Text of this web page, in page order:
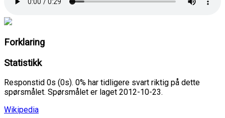
Forklaring
Statistikk
Responstid 0s (0s). 0% har tidligere svart riktig på dette
spørsmålet. Spørsmålet er laget 2012-10-23.
Wikipedia